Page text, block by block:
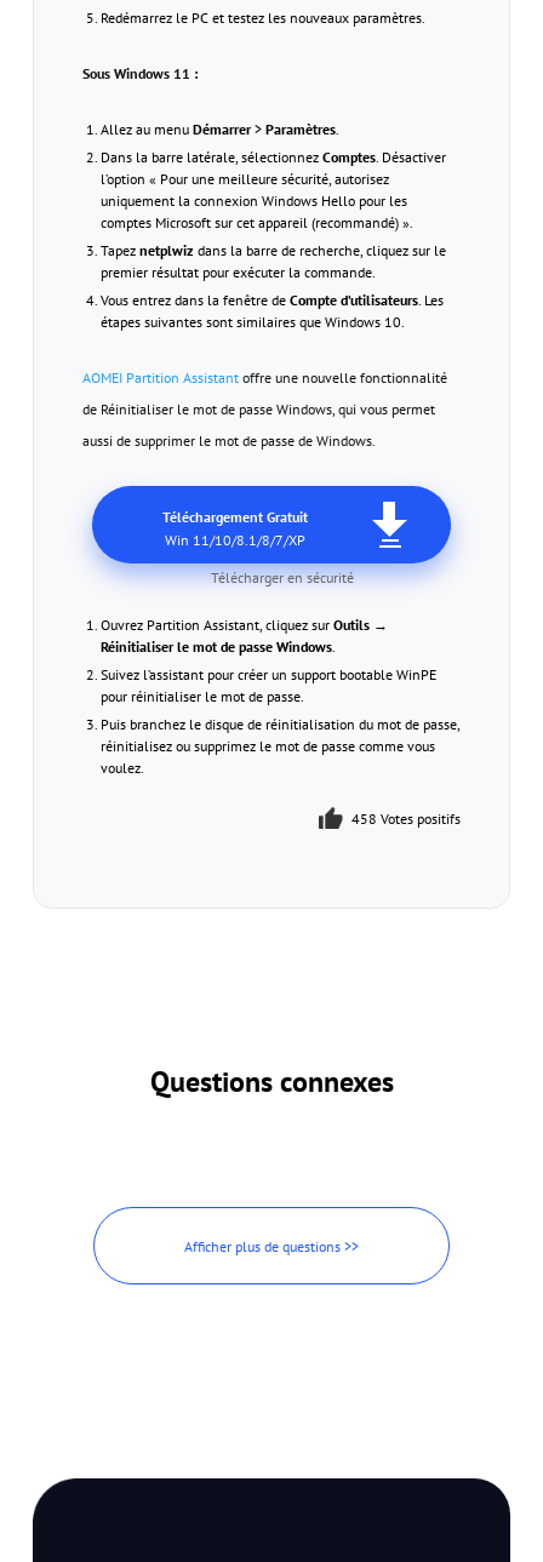
Redémarrez le PC et testez les nouveaux paramètres.
Sous Windows 11 :
Allez au menu Démarrer> Paramètres.
Dans la barre latérale, sélectionnez Comptes. Désactiver
l’option « Pour une meilleure sécurité, autorisez
uniquement la connexion Windows Hello pour les
comptes Microsoft sur cet appareil (recommandé) ».
Tapez netplwiz dans la barre de recherche, cliquez sur le
premier résultat pour exécuter la commande.
Vous entrez dans la fenêtre de Compte d’utilisateurs. Les
étapes suivantes sont similaires que Windows 10.
AOMEI Partition Assistantoffre une nouvelle fonctionnalité
de Réinitialiser le mot de passe Windows, qui vous permet
aussi de supprimer le mot de passe de Windows.
Téléchargement Gratuit
Win 11/10/8.1/8/7/XP
Télécharger en sécurité
Ouvrez Partition Assistant, cliquez sur Outils→
Réinitialiser le mot de passe Windows.
Suivez l’assistant pour créer un support bootable WinPE
pour réinitialiser le mot de passe.
Puis branchez le disque de réinitialisation du mot de passe,
réinitialisez ou supprimez le mot de passe comme vous
voulez.
458 Votes positifs
Questions connexes
Afficher plus de questions >>